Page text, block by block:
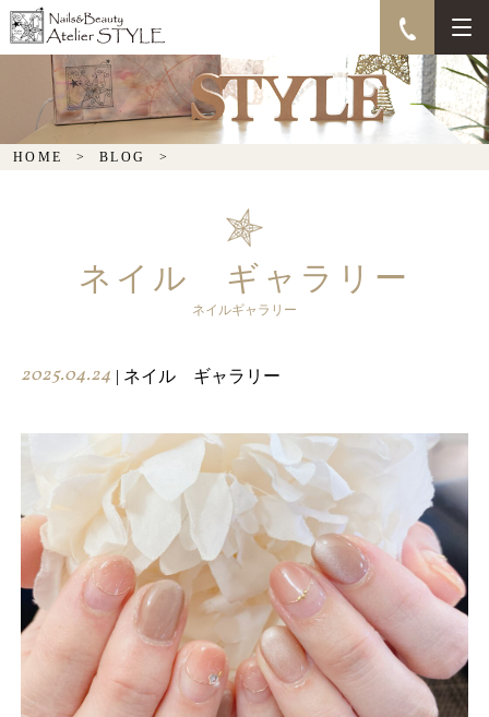
HOME BLOG
ネイル ギャラリー
ネイルギャラリー
2025.04.24 | ネイル ギャラリー